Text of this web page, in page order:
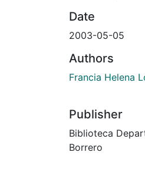
Date
2003-05-05
Authors
Francia Helena
Publisher
Biblioteca
Borrero